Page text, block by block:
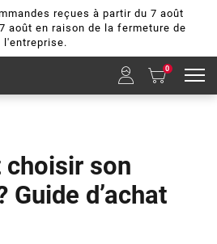
reçues à partir du 7 août
août en raison de la fermeture de
l'entreprise.
0
choisir son
Guide d’achat